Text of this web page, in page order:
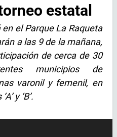
estatal
el Parque La Raqueta
a las 9 de la mañana,
de cerca de 30
municipios de
varonil y femenil, en
y ‘B’.